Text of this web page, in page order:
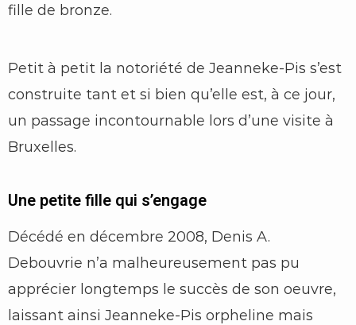
fille de bronze.
Petit à petit la notoriété de Jeanneke-Pis s’est
construite tant et si bien qu’elle est, à ce jour,
un passage incontournable lors d’une visite à
Bruxelles.
Une petite fille qui s’engage
Décédé en décembre 2008, Denis A.
Debouvrie n’a malheureusement pas pu
apprécier longtemps le succès de son oeuvre,
laissant ainsi Jeanneke-Pis orpheline mais